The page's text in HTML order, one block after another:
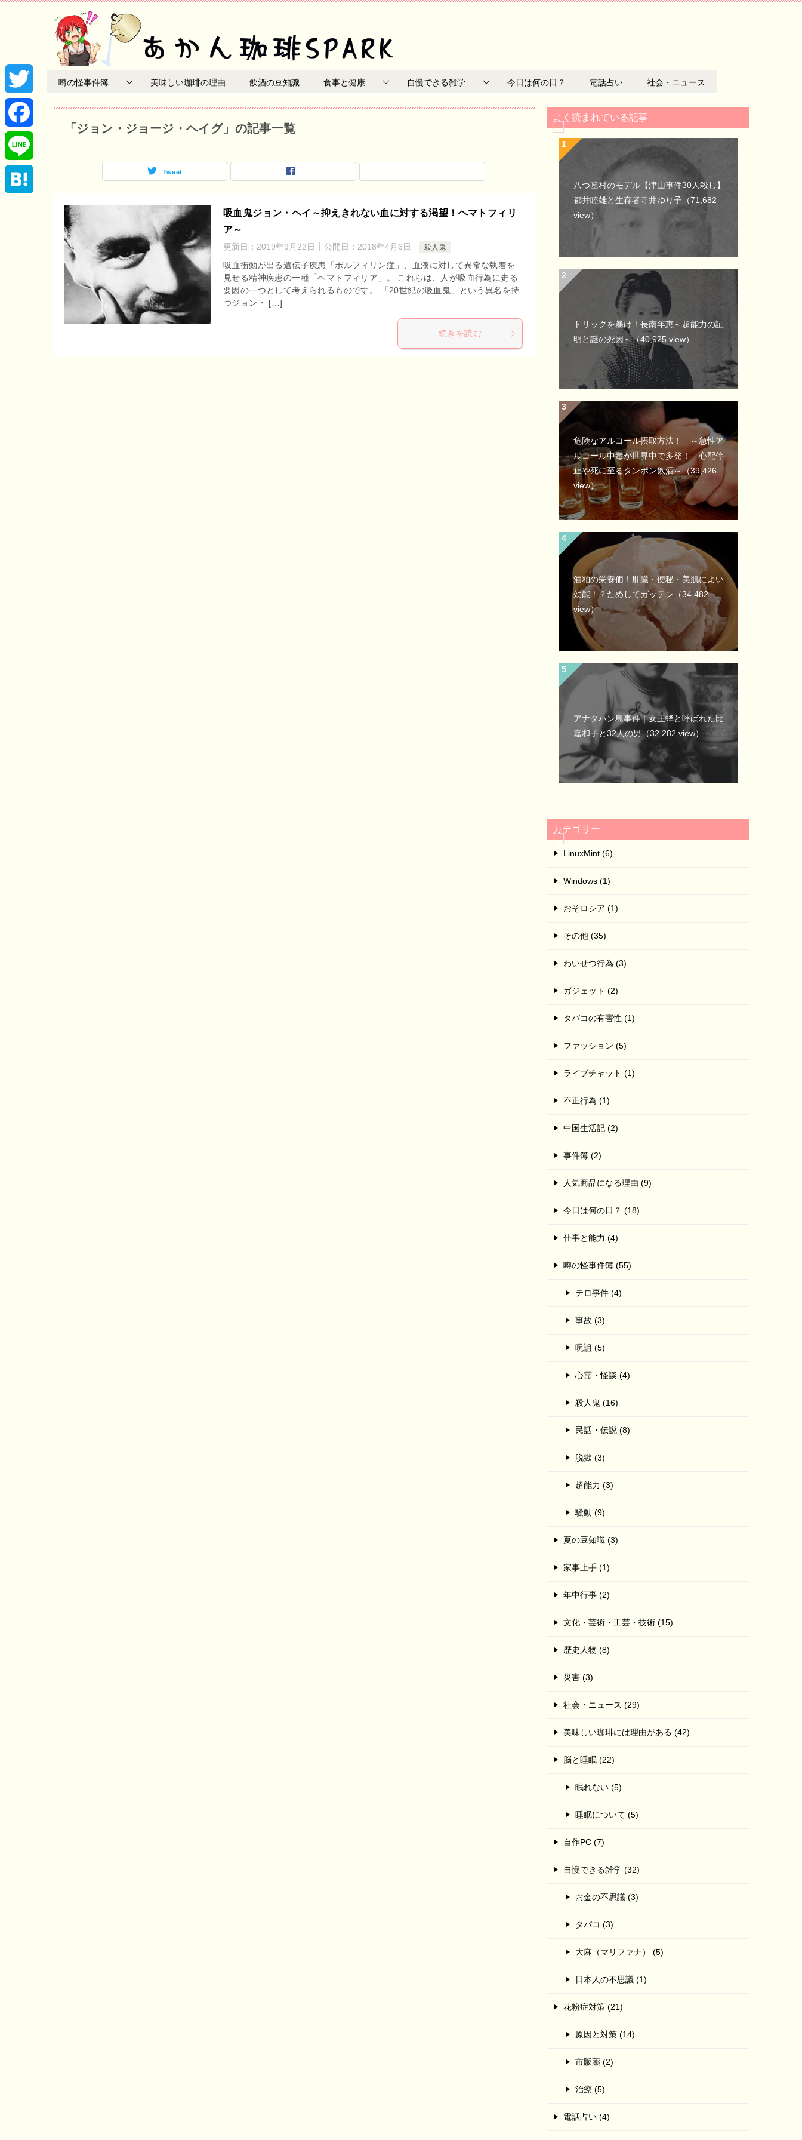
噂の怪事件簿 美味しい珈琲の理由 飲酒の豆知識 食事と健康 自慢できる雑学 今日は何の日？ 電話占い 社会・ニュース
「ジョン・ジョージ・ヘイグ」の記事一覧
Tweet
吸血鬼ジョン・ヘイ～抑えきれない血に対する渇望！ヘマトフィリ
ア～
更新日： 2019年9月22日 公開日： 2018年4月6日 殺人鬼
吸血衝動が出る遺伝子疾患「ポルフィリン症」、血液に対して異常な執着を
見せる精神疾患の一種「ヘマトフィリア」。 これらは、人が吸血行為に走る
要因の一つとして考えられるものです。 「20世紀の吸血鬼」という異名を持
つジョン・ […]
続きを読む
よく読まれている記事
八つ墓村のモデル【津山事件30人殺し】
都井睦雄と生存者寺井ゆり子 （71,682
view）
トリックを暴け！長南年恵～超能力の証
明と謎の死因～（40,925 view）
危険なアルコール摂取方法！ ～急性ア
ルコール中毒が世界中で多発！ 心配停
止や死に至るタンポン飲酒～（39,426
view）
酒粕の栄養価！肝臓・便秘・美肌によい
効能！？ためしてガッテン （34,482
view）
アナタハン島事件｜女王蜂と呼ばれた比
嘉和子と32人の男（32,282 view）
カテゴリー
LinuxMint (6)
Windows (1)
おそロシア (1)
その他 (35)
わいせつ行為 (3)
ガジェット (2)
タバコの有害性 (1)
ファッション (5)
ライブチャット (1)
不正行為 (1)
中国生活記 (2)
事件簿 (2)
人気商品になる理由 (9)
今日は何の日？ (18)
仕事と能力 (4)
噂の怪事件簿 (55)
テロ事件 (4)
事故 (3)
呪詛 (5)
心霊・怪談 (4)
殺人鬼 (16)
民話・伝説 (8)
脱獄 (3)
超能力 (3)
騒動 (9)
夏の豆知識 (3)
家事上手 (1)
年中行事 (2)
文化・芸術・工芸・技術 (15)
歴史人物 (8)
災害 (3)
社会・ニュース (29)
美味しい珈琲には理由がある (42)
脳と睡眠 (22)
眠れない (5)
睡眠について (5)
自作PC (7)
自慢できる雑学 (32)
お金の不思議 (3)
タバコ (3)
大麻（マリファナ） (5)
日本人の不思議 (1)
花粉症対策 (21)
原因と対策 (14)
市販薬 (2)
治療 (5)
電話占い (4)
T
w
i
t
F
a